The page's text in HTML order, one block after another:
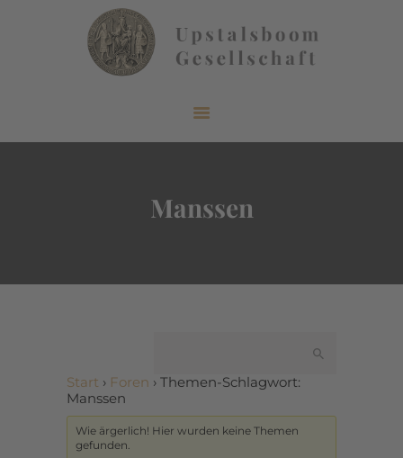
Manssen
VERÖFFENTLICHUNGEN
MITGLIEDERBEREICH
Start › Foren › Themen-Schlagwort:
Manssen
Wie ärgerlich! Hier wurden keine Themen
gefunden.